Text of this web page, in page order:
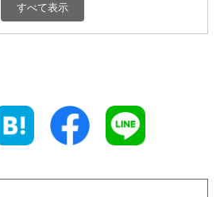
350円 富山県
350円 静岡県
すべて表示